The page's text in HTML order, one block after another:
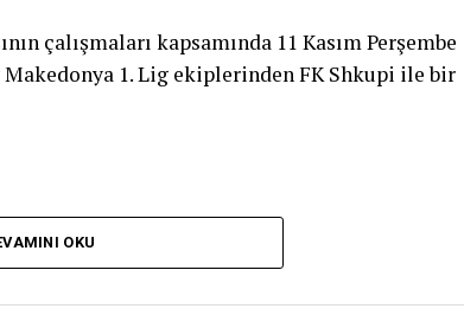
çalışmaları kapsamında 11 Kasım Perşembe
Makedonya 1. Lig ekiplerinden FK Shkupi ile bir
OKU